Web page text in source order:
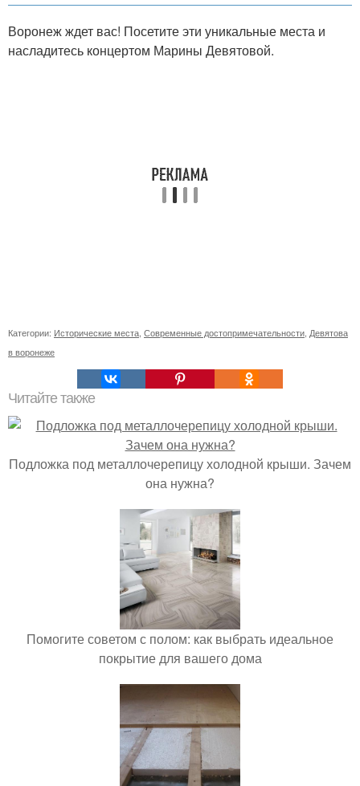
Воронеж ждет вас! Посетите эти уникальные места и
насладитесь концертом Марины Девятовой.
Категории: Исторические места Современные достопримечательности Девятова
в воронеже
Читайте также
Подложка под металлочерепицу холодной крыши. Зачем
она нужна?
Помогите советом с полом: как выбрать идеальное
покрытие для вашего дома